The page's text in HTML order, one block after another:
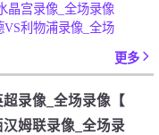
晶宫录像_全场录像
VS利物浦录像_全场
更多
超录像_全场录像【
汉姆联录像_全场录